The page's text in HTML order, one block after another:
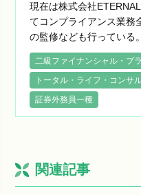
現在は株式会社
てコンプライアンス業務
の監修なども行っている。
二級ファイナンシャル・プ
トータル・ライフ・コンサ
証券外務員一種
関連記事